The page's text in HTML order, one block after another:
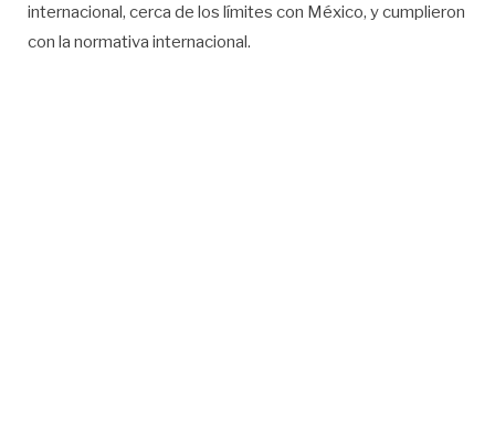
internacional, cerca de los límites con México, y cumplieron
con la normativa internacional.